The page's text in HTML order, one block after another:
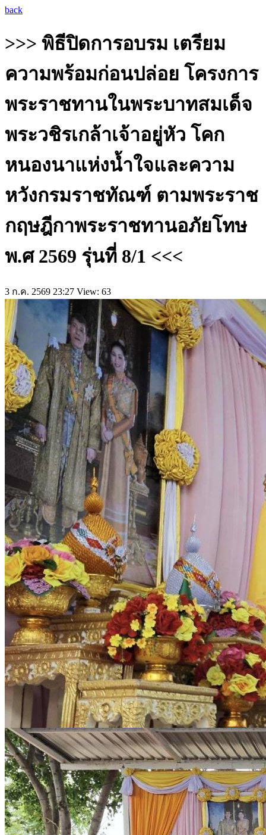
back
>>> พิธีปิดการอบรม เตรียม
ความพร้อมก่อนปล่อย โครงการ
พระราชทานในพระบาทสมเด็จ
พระวชิรเกล้าเจ้าอยู่หัว โคก
หนองนาแห่งน้ำใจและความ
หวังกรมราชทัณฑ์ ตามพระราช
กฤษฎีกาพระราชทานอภัยโทษ
พ.ศ 2569 รุ่นที่ 8/1 <<<
3 ก.ค. 2569 23:27 View: 63